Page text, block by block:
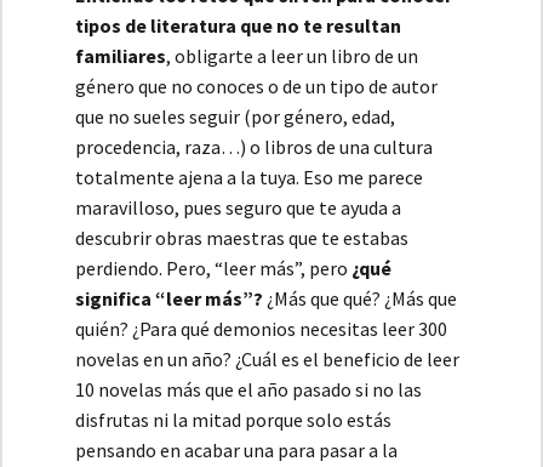
tipos de literatura que no te resultan
familiares, obligarte a leer un libro de un
género que no conoces o de un tipo de autor
que no sueles seguir (por género, edad,
procedencia, raza…) o libros de una cultura
totalmente ajena a la tuya. Eso me parece
maravilloso, pues seguro que te ayuda a
descubrir obras maestras que te estabas
perdiendo. Pero, “leer más”, pero ¿qué
significa “leer más”? ¿Más que qué? ¿Más que
quién? ¿Para qué demonios necesitas leer 300
novelas en un año? ¿Cuál es el beneficio de leer
10 novelas más que el año pasado si no las
disfrutas ni la mitad porque solo estás
pensando en acabar una para pasar a la